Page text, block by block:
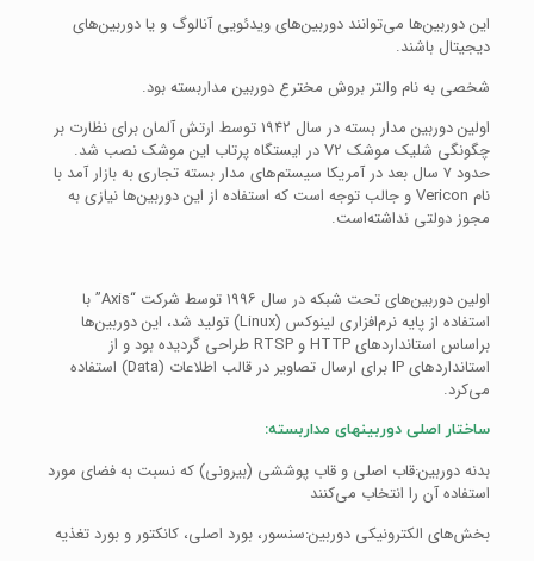
این دوربین‌ها می‌توانند دوربین‌های ویدئویی آنالوگ و یا دوربین‌های
دیجیتال باشند.
شخصی به نام والتر بروش مخترع دوربین مداربسته بود.
اولین دوربین مدار بسته در سال ۱۹۴۲ توسط ارتش آلمان برای نظارت بر
چگونگی شلیک موشک V2 در ایستگاه پرتاب این موشک نصب شد.
حدود ۷ سال بعد در آمریکا سیستم‌های مدار بسته تجاری به بازار آمد با
نام Vericon و جالب توجه است که استفاده از این دوربین‌ها نیازی به
مجوز دولتی نداشته‌است.
اولین دوربین‌های تحت شبکه در سال ۱۹۹۶ توسط شرکت “Axis” با
استفاده از پایه نرم‌افزاری لینوکس (Linux) تولید شد، این دوربین‌ها
براساس استانداردهای HTTP و RTSP طراحی گردیده بود و از
استانداردهای IP برای ارسال تصاویر در قالب اطلاعات (Data) استفاده
می‌کرد.
ساختار اصلی دوربینهای مداربسته:
بدنه دوربین:قاب اصلی و قاب پوششی (بیرونی) که نسبت به فضای مورد
استفاده آن را انتخاب می‌کنند
بخش‌های الکترونیکی دوربین:سنسور، بورد اصلی، کانکتور و بورد تغذیه